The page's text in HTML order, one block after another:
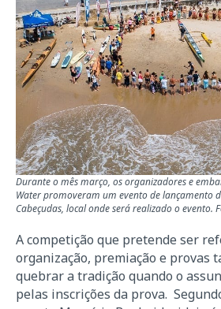
Durante o mês março, os organizadores e
Water promoveram um evento de lançamento
Cabeçudas, local onde será realizado o evento.
A competição que pretende ser
organização, premiação e provas
quebrar a tradição quando o
pelas inscrições da prova.